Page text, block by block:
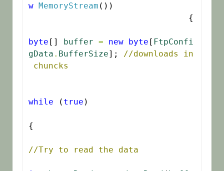
w MemoryStream ())
byte [] buffer = new byte [ FtpConfi
gData . BufferSize]; //downloads in
chuncks
while ( true )
{
//Try to read the data